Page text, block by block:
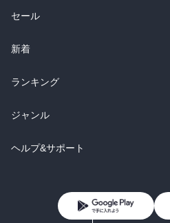
総合
ラノベ
雑誌・グラビア
BL・TL
セール
総合
ラノベ
雑誌・グラビア
BL・TL
新着
総合
ラノベ
雑誌・グラビア
ランキング
総合
ラノベ
ジャンル
コミック
ライトノベル
ヘルプ&サポート
よくあるご質問